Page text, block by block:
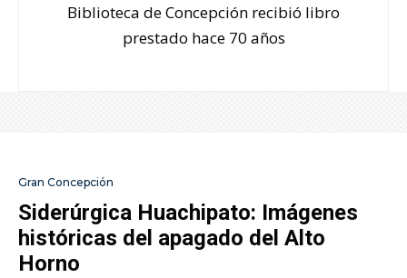
Biblioteca de Concepción recibió libro
prestado hace 70 años
Gran Concepción
Siderúrgica Huachipato: Imágenes
históricas del apagado del Alto
Horno